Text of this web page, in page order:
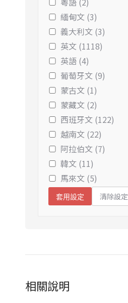
緬甸文 (3)
義大利文 (3)
英文 (1118)
英語 (4)
葡萄牙文 (9)
蒙古文 (1)
蒙藏文 (2)
西班牙文 (122)
越南文 (22)
阿拉伯文 (7)
韓文 (11)
馬來文 (5)
套用設定 清除設定
相關說明